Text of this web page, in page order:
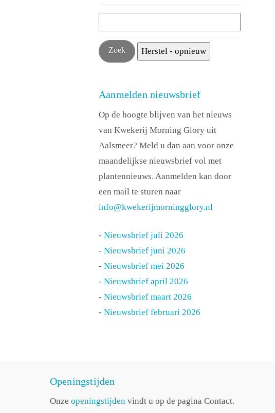
Aanmelden nieuwsbrief
Op de hoogte blijven van het nieuws
van Kwekerij Morning Glory uit
Aalsmeer? Meld u dan aan voor onze
maandelijkse nieuwsbrief vol met
plantennieuws. Aanmelden kan door
een mail te sturen naar
info@kwekerijmorningglory.nl
-Nieuwsbrief juli 2026
-Nieuwsbrief juni 2026
-Nieuwsbrief mei 2026
-Nieuwsbrief april 2026
-Nieuwsbrief maart 2026
-Nieuwsbrief februari 2026
Openingstijden
Onze openingstijdenvindt u op de pagina Contact.